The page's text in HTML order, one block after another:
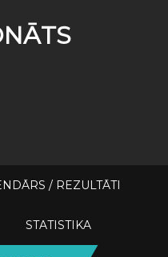
/ REZULTĀTI
STATISTIKA